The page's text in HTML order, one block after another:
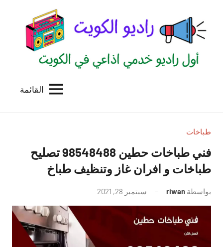
المحتوى
الكويت
للاعلانات
بالكويت
القائمة
طباخات
فني طباخات حطين 98548488 تصليح
طباخات و افران غاز وتنظيف طباخ
بواسطة riwan سبتمبر 28, 2021
توجد
تعليقات